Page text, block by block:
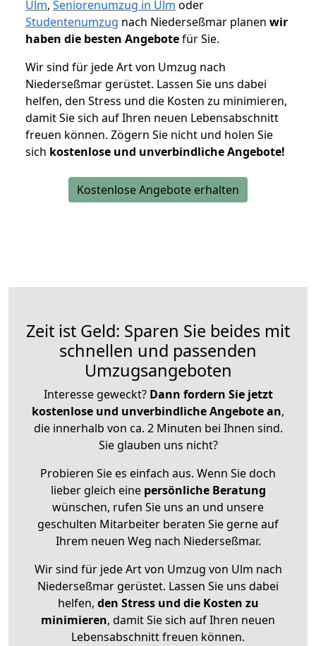
Ulm, Seniorenumzug in Ulm oder
Studentenumzug nach Niederseßmar planen wir
haben die besten Angebotefür Sie.
Wir sind für jede Art von Umzug nach
Niederseßmar gerüstet. Lassen Sie uns dabei
helfen, den Stress und die Kosten zu minimieren,
damit Sie sich auf Ihren neuen Lebensabschnitt
freuen können. Zögern Sie nicht und holen Sie
sich kostenlose und unverbindliche Angebote!
Kostenlose Angebote erhalten
Zeit ist Geld: Sparen Sie beides mit
schnellen und passenden
Umzugsangeboten
Interesse geweckt? Dann fordern Sie jetzt
kostenlose und unverbindliche Angebote an,
die innerhalb von ca. 2 Minuten bei Ihnen sind.
Sie glauben uns nicht?
Probieren Sie es einfach aus. Wenn Sie doch
lieber gleich eine persönliche Beratung
wünschen, rufen Sie uns an und unsere
geschulten Mitarbeiter beraten Sie gerne auf
Ihrem neuen Weg nach Niederseßmar.
Wir sind für jede Art von Umzug von Ulm nach
Niederseßmar gerüstet. Lassen Sie uns dabei
helfen, den Stress und die Kosten zu
minimieren, damit Sie sich auf Ihren neuen
Lebensabschnitt freuen können.